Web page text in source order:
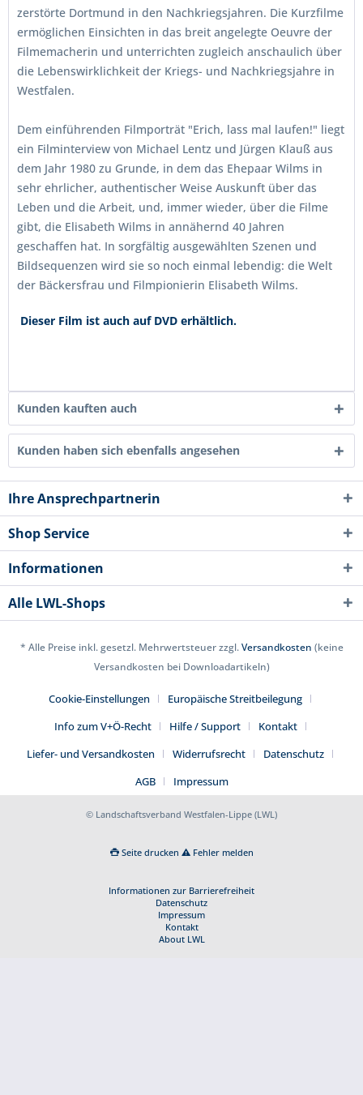
zerstörte Dortmund in den Nachkriegsjahren. Die Kurzfilme
ermöglichen Einsichten in das breit angelegte Oeuvre der
Filmemacherin und unterrichten zugleich anschaulich über
die Lebenswirklichkeit der Kriegs- und Nachkriegsjahre in
Westfalen.
Dem einführenden Filmporträt "Erich, lass mal laufen!" liegt
ein Filminterview von Michael Lentz und Jürgen Klauß aus
dem Jahr 1980 zu Grunde, in dem das Ehepaar Wilms in
sehr ehrlicher, authentischer Weise Auskunft über das
Leben und die Arbeit, und, immer wieder, über die Filme
gibt, die Elisabeth Wilms in annähernd 40 Jahren
geschaffen hat. In sorgfältig ausgewählten Szenen und
Bildsequenzen wird sie so noch einmal lebendig: die Welt
der Bäckersfrau und Filmpionierin Elisabeth Wilms.
Dieser Film ist auch auf DVD erhältlich.
Kunden kauften auch
Kunden haben sich ebenfalls angesehen
Ihre Ansprechpartnerin
Shop Service
Informationen
Alle LWL-Shops
* Alle Preise inkl. gesetzl. Mehrwertsteuer zzgl.Versandkosten (keine
Versandkosten bei Downloadartikeln)
Cookie-Einstellungen
Europäische Streitbeilegung
Info zum V+Ö-Recht
Hilfe / Support
Kontakt
Liefer- und Versandkosten
Widerrufsrecht
Datenschutz
AGB
Impressum
© Landschaftsverband Westfalen-Lippe (LWL)
Seite drucken Fehler melden
Informationen zur Barrierefreiheit
Datenschutz
Impressum
Kontakt
About LWL